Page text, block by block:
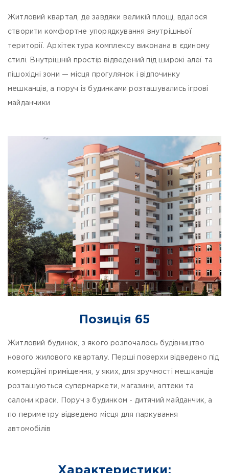
Житловий квартал, де завдяки великій площі, вдалося
створити комфортне упорядкування внутрішньої
території. Архітектура комплексу виконана в єдиному
стилі. Внутрішній простір відведений під широкі алеї та
пішохідні зони — місця прогулянок і відпочинку
мешканців, а поруч із будинками розташувались ігрові
майданчики
Позиція 65
Житловий будинок, з якого розпочалось будівництво
нового жилового кварталу. Перші поверхи відведено під
комерційні приміщення, у яких, для зручності мешканців
розташуються супермаркети, магазини, аптеки та
салони краси. Поруч з будинком - дитячий майданчик, а
по периметру відведено місця для паркування
автомобілів
Характеристики: